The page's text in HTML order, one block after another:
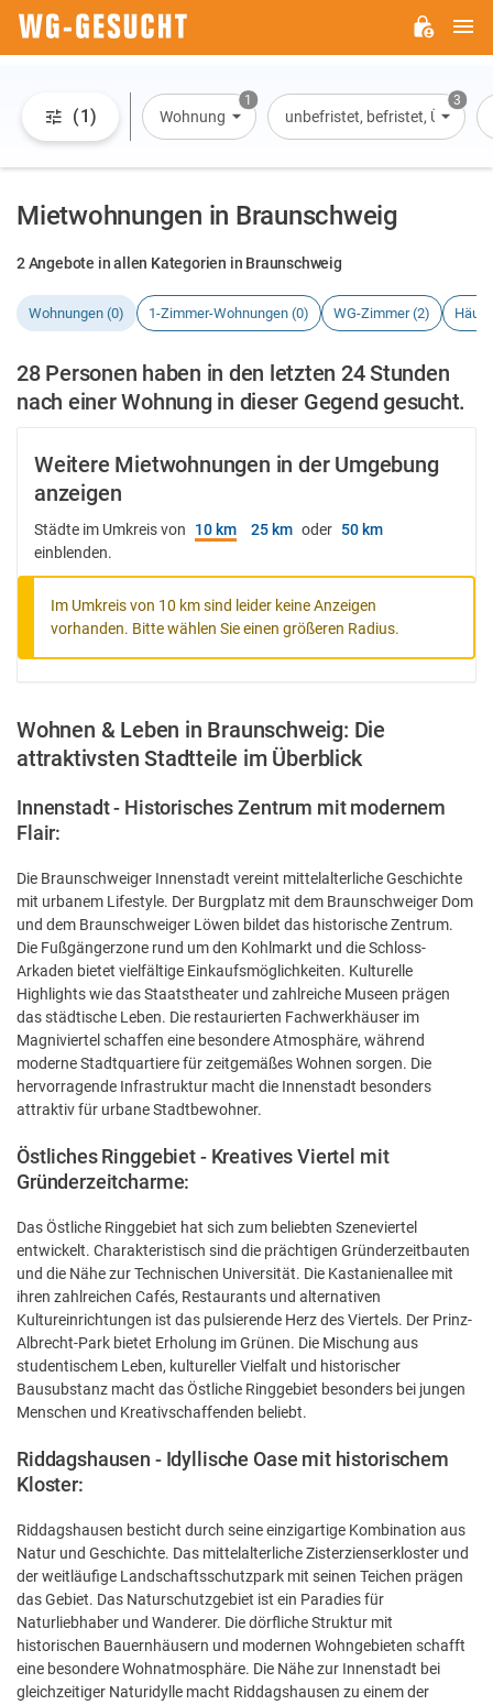
(1)
1
Wohnung
3
unbefristet, befristet,
Mietwohnungen in Braunschweig
2 Angebote in allen Kategorien in Braunschweig
Wohnungen (0) 1-Zimmer-Wohnungen (0) WG-Zimmer (2)
28 Personen haben in den letzten 24 Stunden
nach einer Wohnung in dieser Gegend gesucht.
Weitere Mietwohnungen in der Umgebung
anzeigen
Städte im Umkreis von 10 km 25 km oder 50 km
einblenden.
Im Umkreis von 10 km sind leider keine Anzeigen
vorhanden. Bitte wählen Sie einen größeren Radius.
Wohnen & Leben in Braunschweig: Die
attraktivsten Stadtteile im Überblick
Innenstadt - Historisches Zentrum mit modernem
Flair:
Die Braunschweiger Innenstadt vereint mittelalterliche Geschichte
mit urbanem Lifestyle. Der Burgplatz mit dem Braunschweiger Dom
und dem Braunschweiger Löwen bildet das historische Zentrum.
Die Fußgängerzone rund um den Kohlmarkt und die Schloss-
Arkaden bietet vielfältige Einkaufsmöglichkeiten. Kulturelle
Highlights wie das Staatstheater und zahlreiche Museen prägen
das städtische Leben. Die restaurierten Fachwerkhäuser im
Magniviertel schaffen eine besondere Atmosphäre, während
moderne Stadtquartiere für zeitgemäßes Wohnen sorgen. Die
hervorragende Infrastruktur macht die Innenstadt besonders
attraktiv für urbane Stadtbewohner.
Östliches Ringgebiet - Kreatives Viertel mit
Gründerzeitcharme:
Das Östliche Ringgebiet hat sich zum beliebten Szeneviertel
entwickelt. Charakteristisch sind die prächtigen Gründerzeitbauten
und die Nähe zur Technischen Universität. Die Kastanienallee mit
ihren zahlreichen Cafés, Restaurants und alternativen
Kultureinrichtungen ist das pulsierende Herz des Viertels. Der Prinz-
Albrecht-Park bietet Erholung im Grünen. Die Mischung aus
studentischem Leben, kultureller Vielfalt und historischer
Bausubstanz macht das Östliche Ringgebiet besonders bei jungen
Menschen und Kreativschaffenden beliebt.
Riddagshausen - Idyllische Oase mit historischem
Kloster:
Riddagshausen besticht durch seine einzigartige Kombination aus
Natur und Geschichte. Das mittelalterliche Zisterzienserkloster und
der weitläufige Landschaftsschutzpark mit seinen Teichen prägen
das Gebiet. Das Naturschutzgebiet ist ein Paradies für
Naturliebhaber und Wanderer. Die dörfliche Struktur mit
historischen Bauernhäusern und modernen Wohngebieten schafft
eine besondere Wohnatmosphäre. Die Nähe zur Innenstadt bei
gleichzeitiger Naturidylle macht Riddagshausen zu einem der